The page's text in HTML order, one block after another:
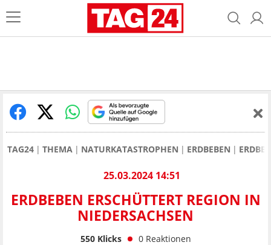
TAG24 THEMA NATURKATASTROPHEN ERDBEBEN
25.03.2024 14:51
ERDBEBEN ERSCHÜTTERT REGION IN
NIEDERSACHSEN
550Klicks 0 Reaktionen